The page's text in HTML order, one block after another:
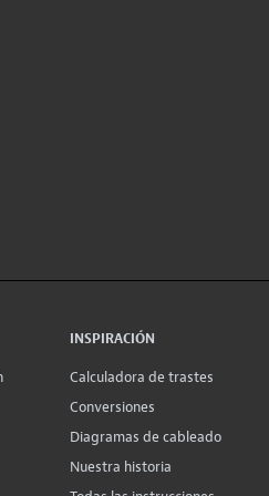
INSPIRACIÓN
Calculadora de trastes
Conversiones
Diagramas de cableado
Nuestra historia